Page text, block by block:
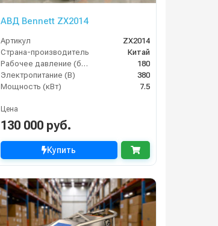
АВД Bennett ZX2014
Артикул
ZX2014
Страна-производитель
Китай
Рабочее давление (бар)
180
Электропитание (В)
380
Мощность (кВт)
7.5
Цена
130 000 руб.
Купить